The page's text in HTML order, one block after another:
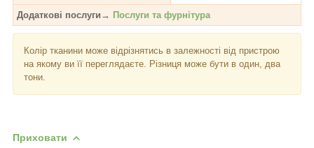
Додаткові послуги→ Послуги та фурнітура
Колір тканини може відрізнятись в залежності від пристрою
на якому ви її переглядаєте. Різниця може бути в один, два
тони.
Приховати